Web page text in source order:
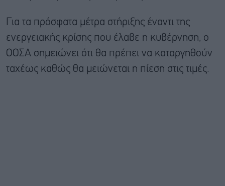
Για τα πρόσφατα μέτρα στήριξης έναντι της
ενεργειακής κρίσης που έλαβε η κυβέρνηση, ο
ΟΟΣΑ σημειώνει ότι θα πρέπει να καταργηθούν
ταχέως καθώς θα μειώνεται η πίεση στις τιμές.